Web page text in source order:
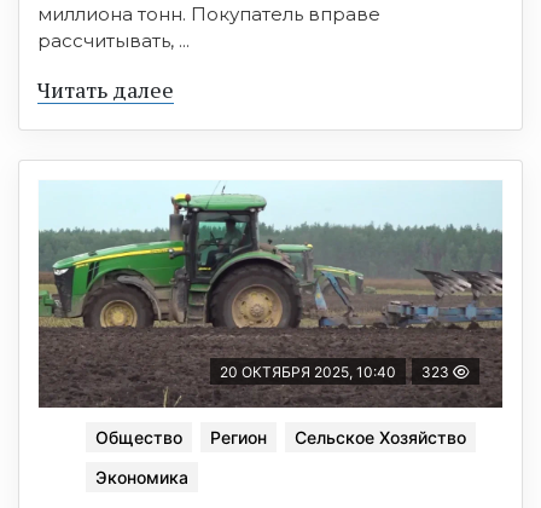
миллиона тонн. Покупатель вправе
рассчитывать, ...
Читать далее
20 ОКТЯБРЯ 2025, 10:40 323
Общество Регион
Сельское Хозяйство
Экономика